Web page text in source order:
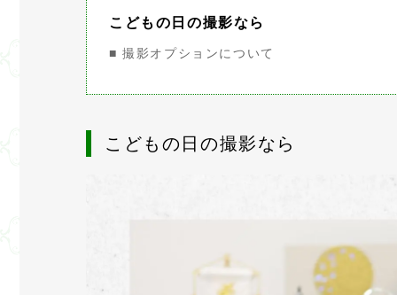
こどもの日の撮影なら
■ 撮影オプションについて
こどもの日の撮影なら